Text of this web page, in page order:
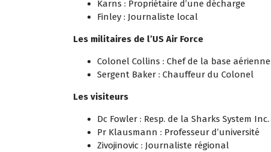
Karns : Propriétaire d’une décharge
Finley : Journaliste local
Les militaires de l’US Air Force
Colonel Collins : Chef de la base aérienne
Sergent Baker : Chauffeur du Colonel
Les visiteurs
Dc Fowler : Resp. de la Sharks System Inc.
Pr Klausmann : Professeur d’université
Zivojinovic : Journaliste régional